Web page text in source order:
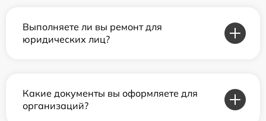
Выполняете ли вы ремонт для
юридических лиц?
Какие документы вы оформляете для
организаций?